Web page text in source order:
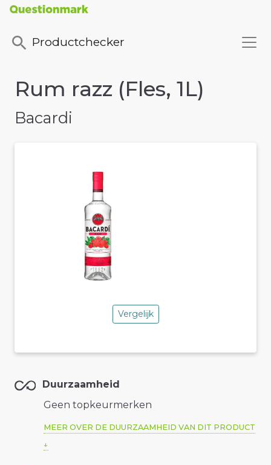
Productchecker
Rum razz (Fles, 1L)
Bacardi
Vergelijk
Duurzaamheid
Geen topkeurmerken
MEER OVER DE DUURZAAMHEID VAN DIT PRODUCT